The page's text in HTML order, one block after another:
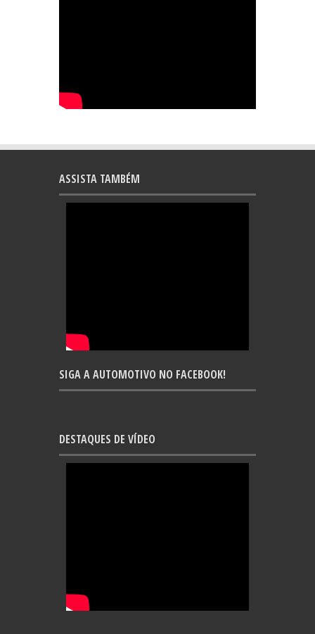
ASSISTA TAMBÉM
SIGA A AUTOMOTIVO NO FACEBOOK!
DESTAQUES DE VÍDEO